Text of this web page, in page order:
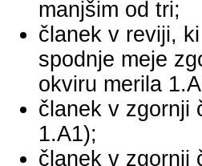
manjšim od tri;
članek v reviji,
spodnje meje
okviru merila
članek v zgornji
1.A1);
članek v zgornji